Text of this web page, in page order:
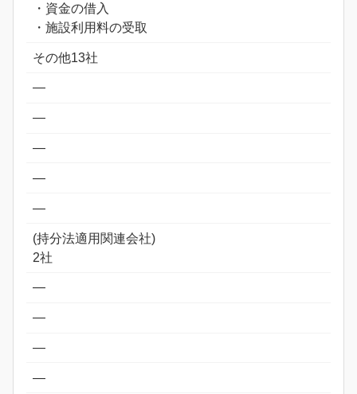
・資金の借入
・施設利用料の受取
その他13社
―
―
―
―
―
(持分法適用関連会社)
2社
―
―
―
―